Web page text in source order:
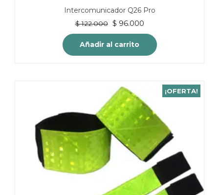
Intercomunicador Q26 Pro
$122.000
El
precio
original
era:
$ 96.000El
precio
actual
es:
Añadir al carrito
¡OFERTA!